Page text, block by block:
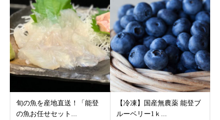
旬の魚を産地直送！「能登
の魚お任せセット...
【冷凍】国産無農薬 能登ブ
ルーベリー1ｋ...